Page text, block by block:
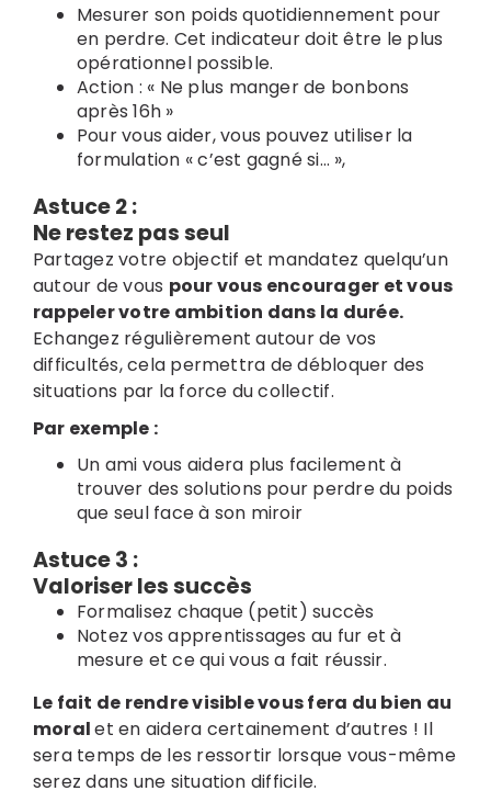
Mesurer son poids quotidiennement pour
en perdre. Cet indicateur doit être le plus
opérationnel possible.
Action : « Ne plus manger de bonbons
après 16h »
Pour vous aider, vous pouvez utiliser la
formulation « c’est gagné si… »,
Astuce 2 :
Ne restez pas seul
Partagez votre objectif et mandatez quelqu’un
autour de vous pour vous encourager et vous
rappeler votre ambition dans la durée.
Echangez régulièrement autour de vos
difficultés, cela permettra de débloquer des
situations par la force du collectif.
Par exemple :
Un ami vous aidera plus facilement à
trouver des solutions pour perdre du poids
que seul face à son miroir
Astuce 3 :
Valoriser les succès
Formalisez chaque (petit) succès
Notez vos apprentissages au fur et à
mesure et ce qui vous a fait réussir.
Le fait de rendre visible vous fera du bien au
moralet en aidera certainement d’autres ! Il
sera temps de les ressortir lorsque vous-même
serez dans une situation difficile.